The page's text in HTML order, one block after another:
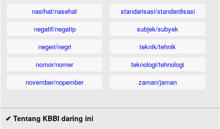
nasihat/nasehat
negatif/negatip
negeri/negri
nomor/nomer
november/nopember
standarisasi/standardisasi
subjek/subyek
teknik/tehnik
teknologi/tehnologi
zaman/jaman
✔ Tentang KBBI daring ini